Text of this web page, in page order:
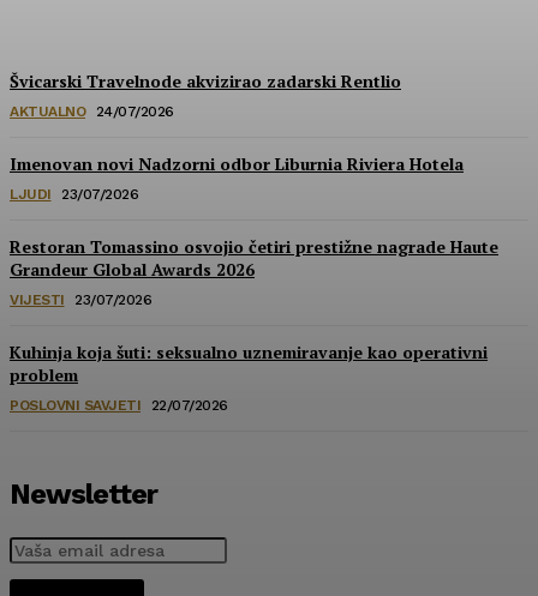
Švicarski Travelnode akvizirao zadarski Rentlio
AKTUALNO 24/07/2026
Imenovan novi Nadzorni odbor Liburnia Riviera Hotela
LJUDI 23/07/2026
Restoran Tomassino osvojio četiri prestižne nagrade Haute
Grandeur Global Awards 2026
VIJESTI 23/07/2026
Kuhinja koja šuti: seksualno uznemiravanje kao operativni
problem
POSLOVNI SAVJETI 22/07/2026
Newsletter